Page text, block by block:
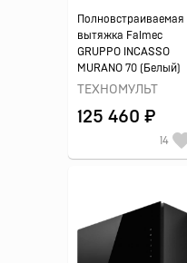
Полновстраиваемая
вытяжка Falmec
GRUPPO INCASSO
MURANO 70 (Белый)
ТЕХНОМУЛЬТ
125 460 ₽
14